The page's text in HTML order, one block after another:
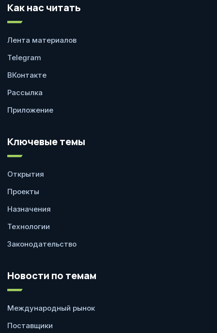
Как нас читать
Лента материалов
Telegram
ВКонтакте
Рассылка
Приложение
Ключевые темы
Открытия
Проекты
Назначения
Технологии
Законодательство
Новости по темам
Международный рынок
Поставщики